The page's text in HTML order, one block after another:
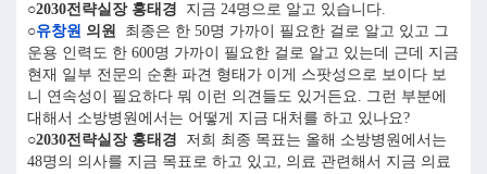
○2030전략실장 홍태경 지금 24명으로 알고 있습니다.
○유창원 의원
최종은 한 50명 가까이 필요한 걸로 알고 있고 그
운용 인력도 한 600명 가까이 필요한 걸로 알고 있는데 근데 지금
현재 일부 전문의 순환 파견 형태가 이게 스팟성으로 보이다 보
니 연속성이 필요하다 뭐 이런 의견들도 있거든요. 그런 부분에
대해서 소방병원에서는 어떻게 지금 대처를 하고 있나요?
○2030전략실장 홍태경 저희 최종 목표는 올해 소방병원에서는
48명의 의사를 지금 목표로 하고 있고, 의료 관련해서 지금 의료